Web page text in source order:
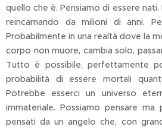
quello che è. Pensiamo di essere
reincarnando da milioni di anni.
Probabilmente in una realtà dove la
corpo non muore, cambia solo,
Tutto è possibile, perfettamente
probabilità di essere mortali
Potrebbe esserci un universo
immateriale. Possiamo pensare ma
pensati da un angelo che, con